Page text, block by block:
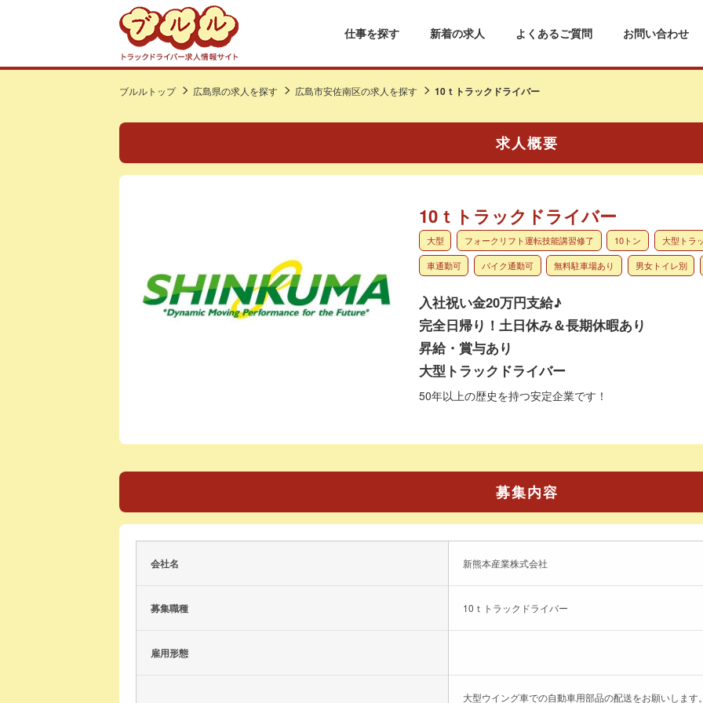
仕事を探す 新着の求人 よくあるご質問 お問い合わせ
ブルルトップ 広島県の求人を探す 広島市安佐南区の求人を探す 10ｔトラックドライバー
求人概要
10ｔトラックドライバー
大型 フォークリフト運転技能講習修了 10トン
大型トラ
車通勤可
バイク通勤可 無料駐車場あり 男女トイレ別
入社祝い金20万円支給♪
完全日帰り！土日休み＆長期休暇あり
昇給・賞与あり
大型トラックドライバー
50年以上の歴史を持つ安定企業です！
募集内容
会社名 新熊本産業株式会社
募集職種 10ｔトラックドライバー
雇用形態
大型ウイング車での自動車用部品の配送をお願いします